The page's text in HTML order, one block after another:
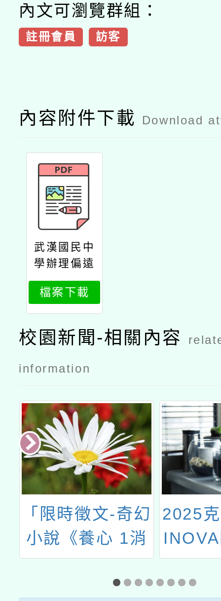
內文可瀏覽群組：
註冊會員 訪客
內容附件下載 Download
武漢國民中
學辦理偏遠
地區及非山
非市學校北
區整合性計
畫課程規劃
研習：「指
遊響你」拇
檔案下載
校園新聞-相關內容
information
「限時徵文-奇幻
小說《養心 1消
失的生死玦》鐵
粉召集令」徵文
2025